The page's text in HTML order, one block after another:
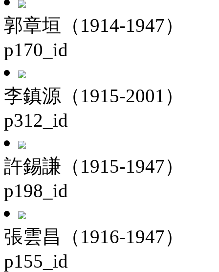
郭章垣（1914-1947）
p170_id
李鎮源（1915-2001）
p312_id
許錫謙（1915-1947）
p198_id
張雲昌（1916-1947）
p155_id